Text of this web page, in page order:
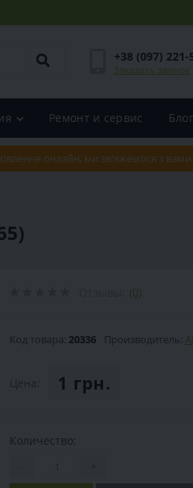
+38 (097) 221-
Заказать звонок
Ремонт и сервис Блог
онлайн, ми зв'яжемося з
(0)
Код товара: 20336 Производитель:
1 грн.
Количество: